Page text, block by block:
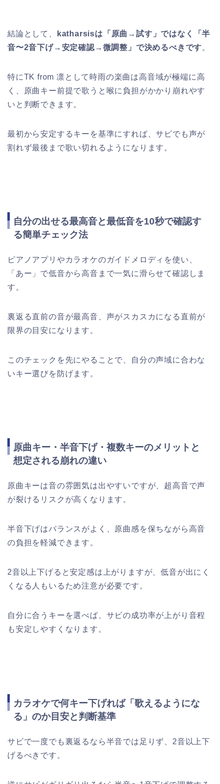
結論として、
katharsisは「原曲→試す」ではなく「半
音〜2音下げ→安定確認→微調整」で決めるべきです。
特にTK from 凛として時雨の楽曲は高音域が極端に高
く、原曲キー前提で歌うと喉に負担がかかり崩れやす
いと判断できます。
最初から安定するキーを基準にすれば、サビでも声が
割れず最後まで歌い切れるようになります。
自分の出せる最高音と最低音を10秒で確認す
る簡単チェック法
ピアノアプリやカラオケのガイドメロディを使い、
「あー」で低音から高音まで一気に滑らせて確認しま
す。
裏返る直前の音が最高音、声がスカスカになる直前が
限界の目安になります。
このチェックを先にやることで、自分の声域に合わな
いキー選びを防げます。
原曲キー・半音下げ・複数キーのメリットと
想定される崩れの違い
原曲キーは音の雰囲気は出やすいですが、超高音で声
が裂けるリスクが高くなります。
半音下げはバランスがよく、原曲感を保ちながら高音
の負担を軽減できます。
2音以上下げると安定感は上がりますが、低音が出にく
くなる人もいるため注意が必要です。
自分に合うキーを選べば、サビの成功率が上がり音程
も安定しやすくなります。
カラオケで何キー下げれば「歌えるようにな
る」のか目安と判断基準
サビで一度でも裏返るなら半音では足りず、2音以上下
げるべきです。